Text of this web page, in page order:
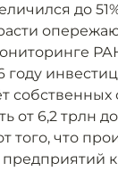
до
году
от 6,2 трлн
того, что
предприятий к